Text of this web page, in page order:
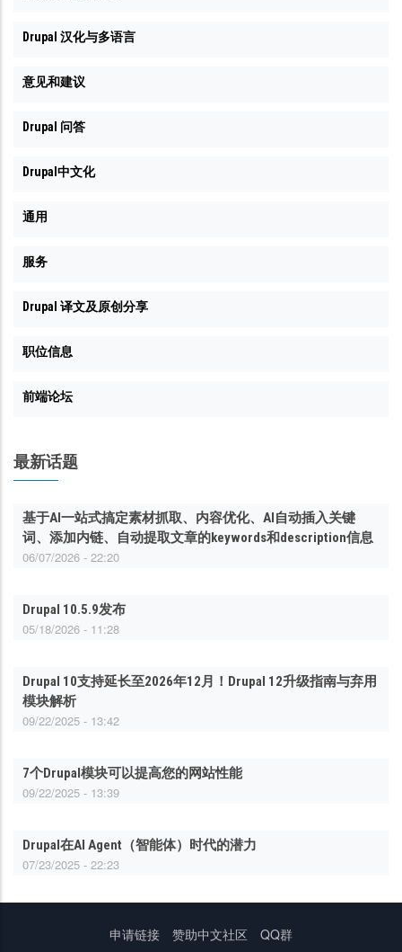
Drupal 汉化与多语言
意见和建议
Drupal 问答
Drupal中文化
通用
服务
Drupal 译文及原创分享
职位信息
前端论坛
最新话题
基于AI一站式搞定素材抓取、内容优化、AI自动插入关键
词、添加内链、自动提取文章的keywords和description信息
06/07/2026 - 22:20
Drupal 10.5.9发布
05/18/2026 - 11:28
Drupal 10支持延长至2026年12月！Drupal 12升级指南与弃用
模块解析
09/22/2025 - 13:42
7个Drupal模块可以提高您的网站性能
09/22/2025 - 13:39
Drupal在AI Agent（智能体）时代的潜力
07/23/2025 - 22:23
申请链接 赞助中文社区 QQ群